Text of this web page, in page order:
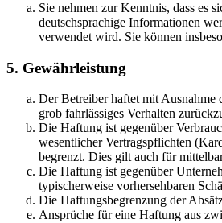
Sie nehmen zur Kenntnis, dass es
deutschsprachige Informationen
verwendet wird. Sie können
5. Gewährleistung
Der Betreiber haftet mit
grob fahrlässiges Verhalten
Die Haftung ist gegenüber
wesentlicher Vertragspflichten
begrenzt. Dies gilt auch für
Die Haftung ist gegenüber
typischerweise vorhersehbaren
Die Haftungsbegrenzung der
Ansprüche für eine Haftung aus